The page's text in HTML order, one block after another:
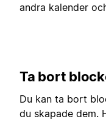
andra kalender
Ta bort
Du kan ta bort
du skapade dem.